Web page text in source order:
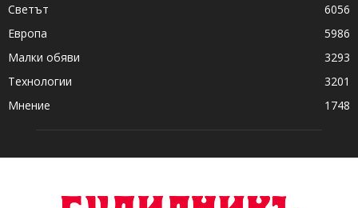
Светът
6056
Европа
5986
Малки обяви
3293
Технологии
3201
Мнение
1748